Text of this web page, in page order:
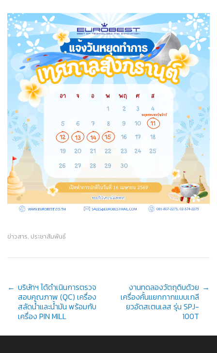
ข่าวสาร, ประชาสัมพันธ์
Post
navigation
← บริษัทฯ ได้ดำเนินการตรวจ
สอบคุณภาพ (QC) เครื่อง
สลัดน้ำและน้ำมัน พร้อมกับ
เครื่อง PIN MILL
งานทดลองวัตถุดิบด้วย
เครื่องคั้นแยกกากแบบเกลี
ยวอัดสเตนเลส รุ่น SPJ-
100T
→